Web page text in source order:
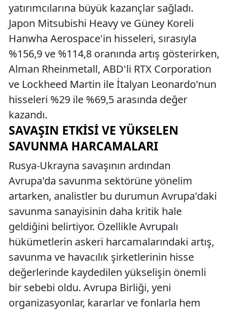
yatırımcılarına büyük kazançlar sağladı.
Japon Mitsubishi Heavy ve Güney Koreli
Hanwha Aerospace'in hisseleri, sırasıyla
%156,9 ve %114,8 oranında artış gösterirken,
Alman Rheinmetall, ABD'li RTX Corporation
ve Lockheed Martin ile İtalyan Leonardo'nun
hisseleri %29 ile %69,5 arasında değer
kazandı.
SAVAŞIN ETKISI VE YÜKSELEN
SAVUNMA HARCAMALARI
Rusya-Ukrayna savaşının ardından
Avrupa'da savunma sektörüne yönelim
artarken, analistler bu durumun Avrupa'daki
savunma sanayisinin daha kritik hale
geldiğini belirtiyor. Özellikle Avrupalı
hükümetlerin askeri harcamalarındaki artış,
savunma ve havacılık şirketlerinin hisse
değerlerinde kaydedilen yükselişin önemli
bir sebebi oldu. Avrupa Birliği, yeni
organizasyonlar, kararlar ve fonlarla hem